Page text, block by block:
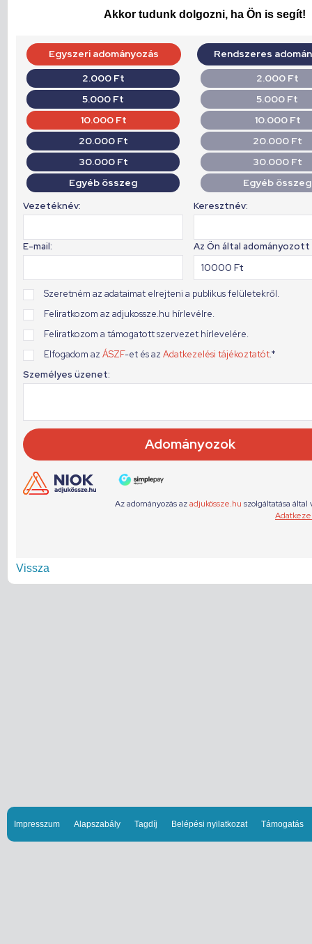
Akkor tudunk dolgozni, ha Ön is segít!
Vissza
Impresszum Alapszabály Tagdíj Belépési nyilatkozat Támogatás